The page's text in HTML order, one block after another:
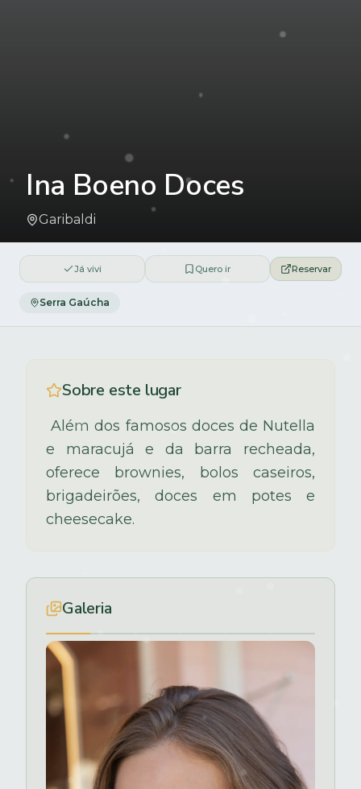
Ina Boeno Doces
Garibaldi
Já vivi Quero ir Reservar
Serra Gaúcha
Sobre este lugar
Além dos famosos doces de Nutella
e maracujá e da barra recheada,
oferece brownies, bolos caseiros,
brigadeirões, doces em potes e
cheesecake.
Galeria